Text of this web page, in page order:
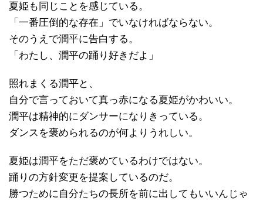
夏姫も同じことを感じている。
「一番圧倒的な存在」でいなければならない。
そのうえで潤平に告白する。
「わたし、潤平の踊り好きだよ」
照れまくる潤平と、
自分で言っておいて真っ赤になる夏姫がかわいい。
潤平は精神的にダンサーになりきっている。
ダンスを褒められるのが何よりうれしい。
夏姫は潤平をただ褒めているわけではない。
踊りの方針変更を提案しているのだ。
勝つために自分たちの長所を前に出してもいいんじゃ